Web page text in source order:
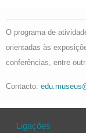
O programa de
orientadas às
conferências, entre
Contacto:
Ligações